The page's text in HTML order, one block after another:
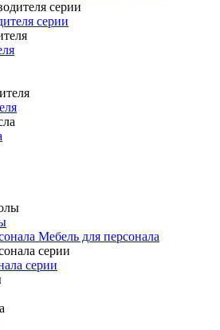
серии
Мебель для персонала
серии